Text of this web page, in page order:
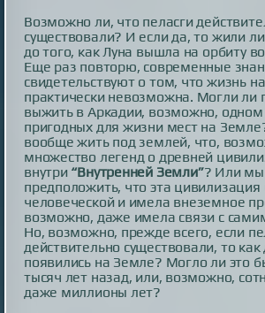
Возможно ли, что пеласги
существовали? И если да, то жили
до того, как Луна вышла на орбиту
Еще раз повторю, современные
свидетельствуют о том, что жизнь
практически невозможна. Могли ли
выжить в Аркадии, возможно, одном
пригодных для жизни мест на
вообще жить под землей, что,
множество легенд о древней
внутри “Внутренней Земли”? Или
предположить, что эта
человеческой и имела внеземное
возможно, даже имела связи с
Но, возможно, прежде всего, если
действительно существовали, то
появились на Земле? Могло ли это
тысяч лет назад, или, возможно,
даже миллионы лет?